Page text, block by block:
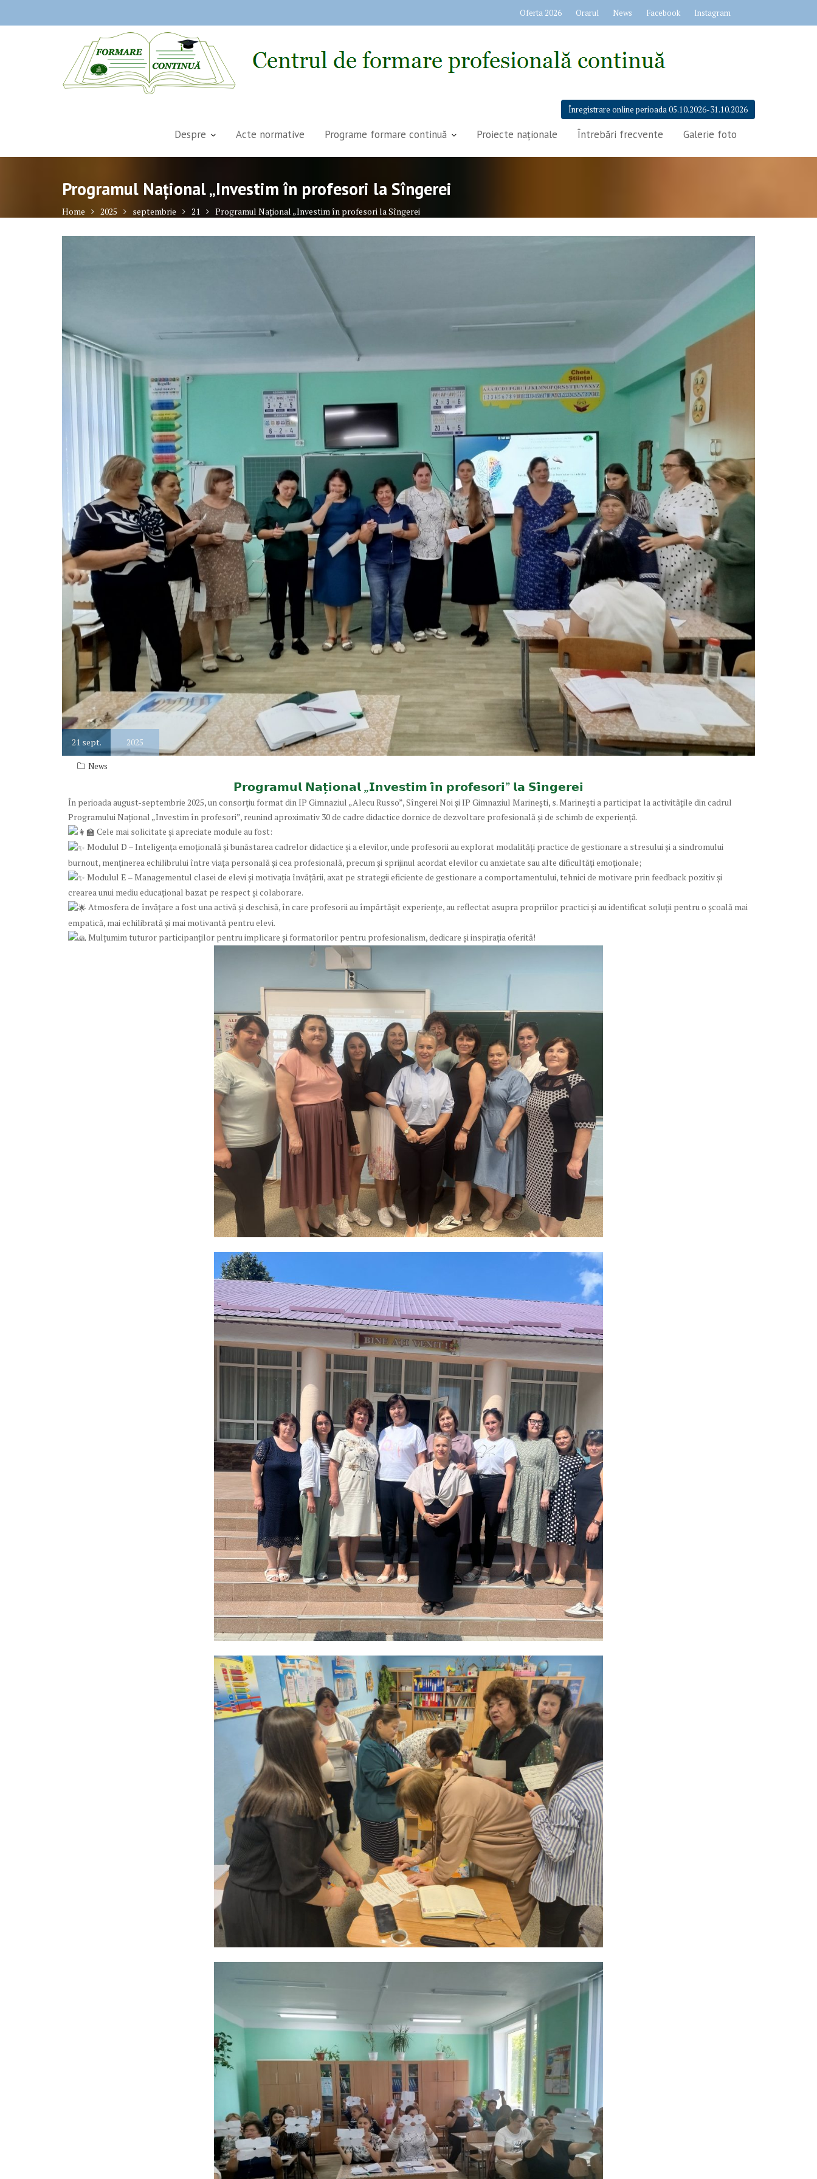
Oferta 2026 Orarul News Facebook Instagram
Înregistrare online perioada 05.10.2026-31.10.2026
Despre Acte normative Programe formare continuă Proiecte naționale Întrebări frecvente Galerie foto
Programul Național „Investim în profesori la Sîngerei
Home 2025 septembrie 21 Programul Național „Investim în profesori la Sîngerei
21 sept. 2025
News
𝗣𝗿𝗼𝗴𝗿𝗮𝗺𝘂𝗹 𝗡𝗮𝘁̦𝗶𝗼𝗻𝗮𝗹 „𝗜𝗻𝘃𝗲𝘀𝘁𝗶𝗺 𝗶̂𝗻 𝗽𝗿𝗼𝗳𝗲𝘀𝗼𝗿𝗶” 𝗹𝗮 𝗦𝗶̂𝗻𝗴𝗲𝗿𝗲𝗶
În perioada august-septembrie 2025, un consorțiu format din IP Gimnaziul „Alecu Russo”, Sîngerei Noi și IP Gimnaziul Marinești, s. Marinești a participat la activitățile din cadrul
Programului Național „Investim în profesori”, reunind aproximativ 30 de cadre didactice dornice de dezvoltare profesională și de schimb de experiență.
Cele mai solicitate și apreciate module au fost:
Modulul D – Inteligența emoțională și bunăstarea cadrelor didactice și a elevilor, unde profesorii au explorat modalități practice de gestionare a stresului și a sindromului
burnout, menținerea echilibrului între viața personală și cea profesională, precum și sprijinul acordat elevilor cu anxietate sau alte dificultăți emoționale;
Modulul E – Managementul clasei de elevi și motivația învățării, axat pe strategii eficiente de gestionare a comportamentului, tehnici de motivare prin feedback pozitiv și
crearea unui mediu educațional bazat pe respect și colaborare.
Atmosfera de învățare a fost una activă și deschisă, în care profesorii au împărtășit experiențe, au reflectat asupra propriilor practici și au identificat soluții pentru o școală mai
empatică, mai echilibrată și mai motivantă pentru elevi.
Mulțumim tuturor participanților pentru implicare și formatorilor pentru profesionalism, dedicare și inspirația oferită!